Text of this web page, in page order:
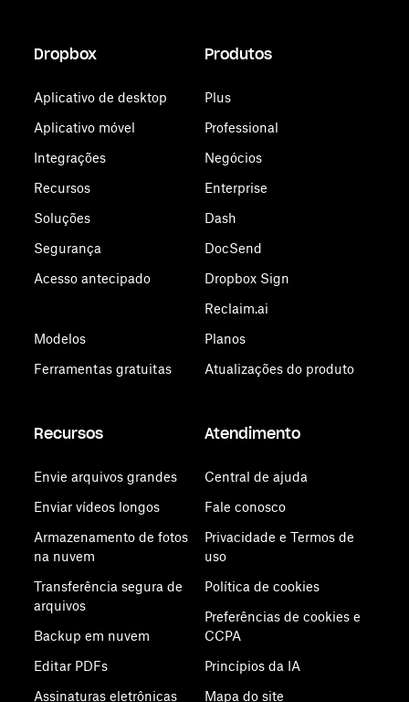
Dropbox
Aplicativo de desktop
Aplicativo móvel
Integrações
Recursos
Soluções
Segurança
Acesso antecipado
Modelos
Ferramentas gratuitas
Produtos
Plus
Professional
Negócios
Enterprise
Dash
DocSend
Dropbox Sign
Reclaim.ai
Planos
Atualizações do produto
Recursos
Envie arquivos grandes
Enviar vídeos longos
Armazenamento de fotos
na nuvem
Transferência segura de
arquivos
Backup em nuvem
Editar PDFs
Assinaturas eletrônicas
Atendimento
Central de ajuda
Fale conosco
Privacidade e Termos de
uso
Política de cookies
Preferências de cookies e
CCPA
Princípios da IA
Mapa do site